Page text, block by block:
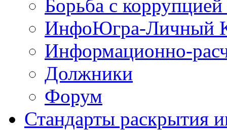
Борьба с
ИнфоЮгра-Личный
Информационно-
Должники
Форум
Стандарты раскрытия